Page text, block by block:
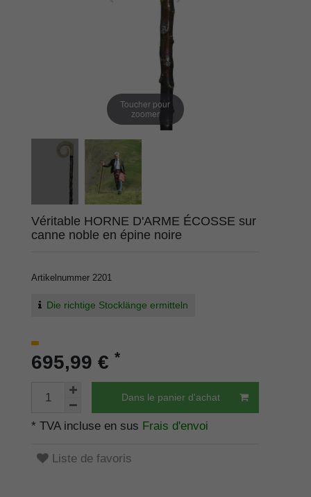
Toucher pour
zoomer
Véritable HORNE D'ARME ÉCOSSE sur
canne noble en épine noire
Artikelnummer 2201
Die richtige Stocklänge ermitteln
695,99 € *
Dans le panier d'achat
* TVA incluse en sus Frais d'envoi
Liste de favoris